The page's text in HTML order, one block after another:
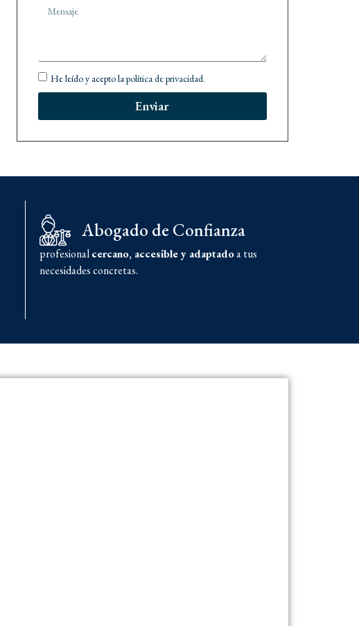
He leído y acepto la política de privacidad.
Enviar
Abogado de Confianza
profesionalcercano, accesible y adaptadoa tus
necesidades concretas.